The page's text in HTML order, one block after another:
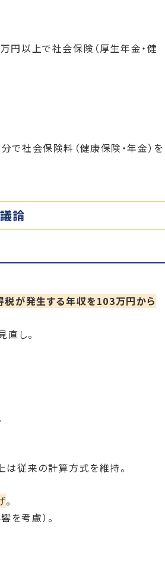
円以上で社会保険（厚生年金・健
社会保険料（健康保険・年金）を
論
税が発生する年収を103万円から
直し。
は従来の計算方式を維持。
。
を考慮）。